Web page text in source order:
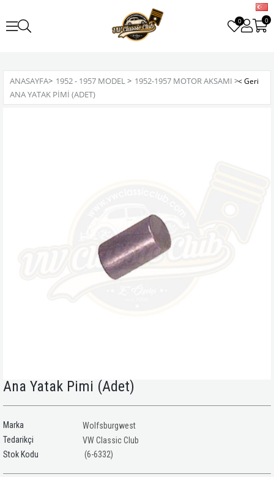
0 0
ANASAYFA> 1952 - 1957 MODEL> 1952-1957 MOTOR AKSAMI >
ANA YATAK PIMI (ADET)
Ana Yatak Pimi (Adet)
Marka
Wolfsburgwest
Tedarikçi
VW Classic Club
(6-6332)